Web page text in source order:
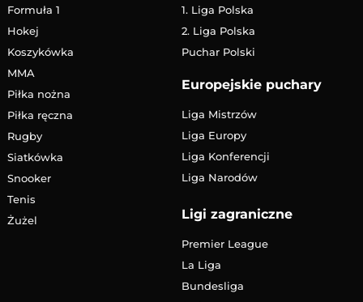
Formuła 1
Hokej
Koszykówka
MMA
Piłka nożna
Piłka ręczna
Rugby
Siatkówka
Snooker
Tenis
Żużel
1. Liga Polska
2. Liga Polska
Puchar Polski
Europejskie puchary
Liga Mistrzów
Liga Europy
Liga Konferencji
Liga Narodów
Ligi zagraniczne
Premier League
La Liga
Bundesliga